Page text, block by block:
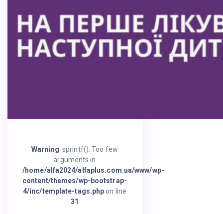
Warning: sprintf(): Too few
arguments in
/home/alfa2024/alfaplus.com.ua/www/wp-
content/themes/wp-bootstrap-
4/inc/template-tags.php on line
31